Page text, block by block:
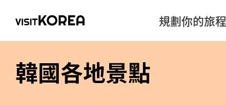
規劃你的旅程
韓國各地景點